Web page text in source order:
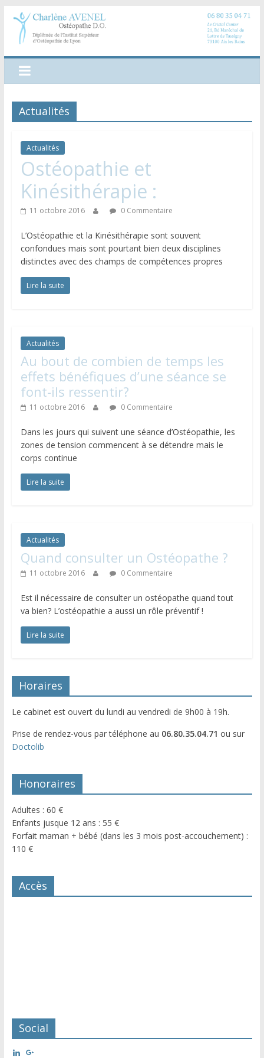
Actualités
Actualités
Ostéopathie et
Kinésithérapie :
11 octobre 2016 0 Commentaire
L’Ostéopathie et la Kinésithérapie sont souvent
confondues mais sont pourtant bien deux disciplines
distinctes avec des champs de compétences propres
Lire la suite
Actualités
Au bout de combien de temps les
effets bénéfiques d’une séance se
font-ils ressentir?
11 octobre 2016 0 Commentaire
Dans les jours qui suivent une séance d’Ostéopathie, les
zones de tension commencent à se détendre mais le
corps continue
Lire la suite
Actualités
Quand consulter un Ostéopathe ?
11 octobre 2016 0 Commentaire
Est il nécessaire de consulter un ostéopathe quand tout
va bien? L’ostéopathie a aussi un rôle préventif !
Lire la suite
Horaires
Le cabinet est ouvert du lundi au vendredi de 9h00 à 19h.
Prise de rendez-vous par téléphone au 06.80.35.04.71 ou sur
Doctolib
Honoraires
Adultes : 60 €
Enfants jusque 12 ans : 55 €
Forfait maman + bébé (dans les 3 mois post-accouchement) :
110 €
Accès
Social